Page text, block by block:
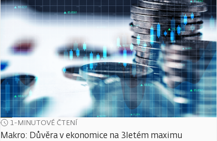
1-MINUTOVÉ ČTENÍ
Makro: Důvěra v ekonomice na 3letém maximu